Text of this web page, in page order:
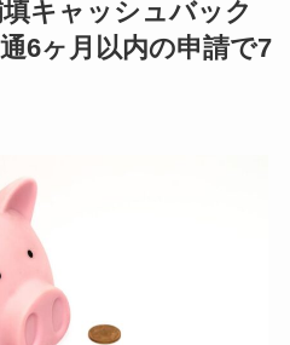
キャッシュバック
6ヶ月以内の申請で7